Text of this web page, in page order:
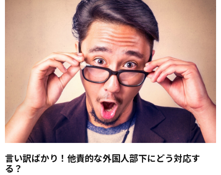
言い訳ばかり！他責的な外国人部下にどう対応す
る？